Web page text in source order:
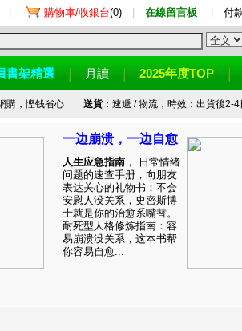
購物車/收銀台(0) 在線留言板 付
書架精選 月讀 2025年度TOP
購，悭钱省心 送貨：速遞 / 物流，時效：出貨後2-4
一边崩溃，一边自愈
人生应急指南 ， 日常情绪
问题的速查手册，向朋友
表达关心的礼物书：不会
安慰人没关系，史密斯博
士就是你的治愈系嘴替。
耐死型人格修炼指南：容
易崩溃没关系，这本书帮
你容易自愈...